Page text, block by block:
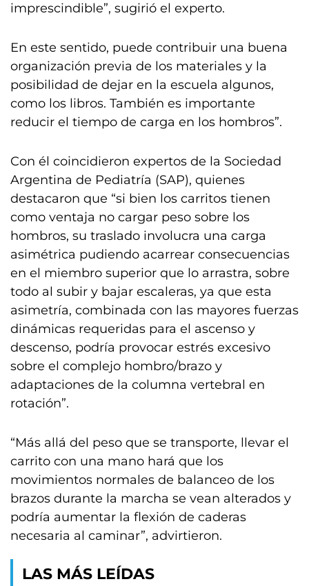
imprescindible”, sugirió el experto.
En este sentido, puede contribuir una buena
organización previa de los materiales y la
posibilidad de dejar en la escuela algunos,
como los libros. También es importante
reducir el tiempo de carga en los hombros”.
Con él coincidieron expertos de la Sociedad
Argentina de Pediatría (SAP), quienes
destacaron que “si bien los carritos tienen
como ventaja no cargar peso sobre los
hombros, su traslado involucra una carga
asimétrica pudiendo acarrear consecuencias
en el miembro superior que lo arrastra, sobre
todo al subir y bajar escaleras, ya que esta
asimetría, combinada con las mayores fuerzas
dinámicas requeridas para el ascenso y
descenso, podría provocar estrés excesivo
sobre el complejo hombro/brazo y
adaptaciones de la columna vertebral en
rotación”.
“Más allá del peso que se transporte, llevar el
carrito con una mano hará que los
movimientos normales de balanceo de los
brazos durante la marcha se vean alterados y
podría aumentar la flexión de caderas
necesaria al caminar”, advirtieron.
LAS MÁS LEÍDAS